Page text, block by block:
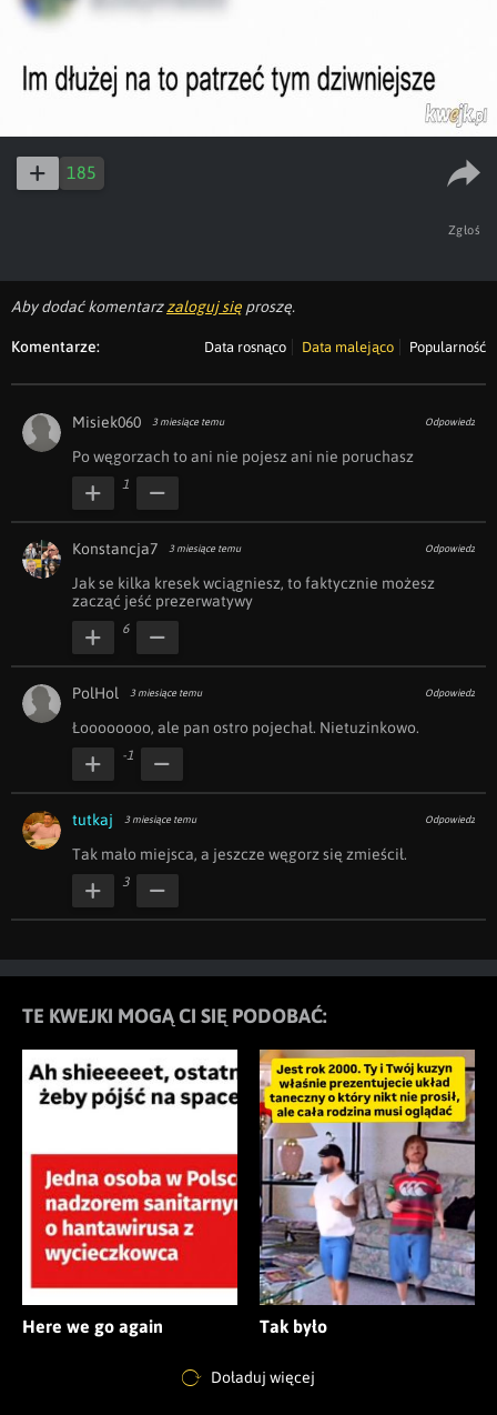
185
Zgłoś
Aby dodać komentarzzaloguj się proszę.
Komentarze: Data rosnąco Data malejąco Popularność
Misiek060 3 miesiące temu Odpowiedz
Po węgorzach to ani nie pojesz ani nie poruchasz
1
Konstancja7 3 miesiące temu Odpowiedz
Jak se kilka kresek wciągniesz, to faktycznie możesz
zacząć jeść prezerwatywy
6
PolHol 3 miesiące temu Odpowiedz
Łoooooooo, ale pan ostro pojechał. Nietuzinkowo.
-1
tutkaj 3 miesiące temu Odpowiedz
Tak mało miejsca, a jeszcze węgorz się zmieścił.
3
TE KWEJKI MOGĄ CI SIĘ PODOBAĆ:
Here we go again Tak było
Doładuj więcej